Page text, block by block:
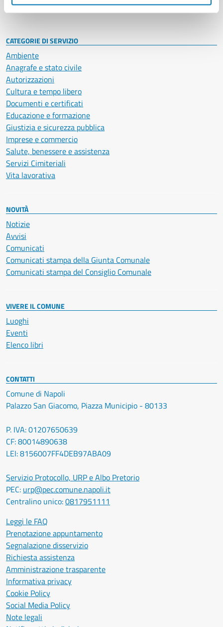
Intranet, posta aziendale e protocollo
CATEGORIE DI SERVIZIO
Ambiente
Anagrafe e stato civile
Autorizzazioni
Cultura e tempo libero
Documenti e certificati
Educazione e formazione
Giustizia e sicurezza pubblica
Imprese e commercio
Salute, benessere e assistenza
Servizi Cimiteriali
Vita lavorativa
NOVITÀ
Notizie
Avvisi
Comunicati
Comunicati stampa della Giunta Comunale
Comunicati stampa del Consiglio Comunale
VIVERE IL COMUNE
Luoghi
Eventi
Elenco libri
CONTATTI
Comune di Napoli
Palazzo San Giacomo, Piazza Municipio - 80133
P. IVA: 01207650639
CF: 80014890638
LEI: 8156007FF4DEB97ABA09
Servizio Protocollo, URP e Albo Pretorio
PEC: urp@pec.comune.napoli.it
Centralino unico:0817951111
Leggi le FAQ
Prenotazione appuntamento
Segnalazione disservizio
Richiesta assistenza
Amministrazione trasparente
Informativa privacy
Cookie Policy
Social Media Policy
Note legali